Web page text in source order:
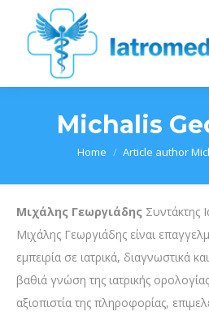
Michalis
You are here:
Home Article author
Μιχάλης Γεωργιάδης Συντάκτης
Μιχάλης Γεωργιάδης είναι
εμπειρία σε ιατρικά, διαγνωστικά
βαθιά γνώση της ιατρικής
αξιοπιστία της πληροφορίας,